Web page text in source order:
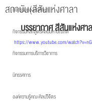
กิจกรรมของนักศึกษา
กิจกรรมหลักสูตรศิลปมหาบัณฑิต
กิจกรรมการบริการวิชาการ
นิทรรศการ
องค์ความรู้คณะศิลปวิจิตร
สถาบัน(สีสันแห่งศาลา
บรรยากาศ สีสันแห่งศา
https://www.youtube.com/